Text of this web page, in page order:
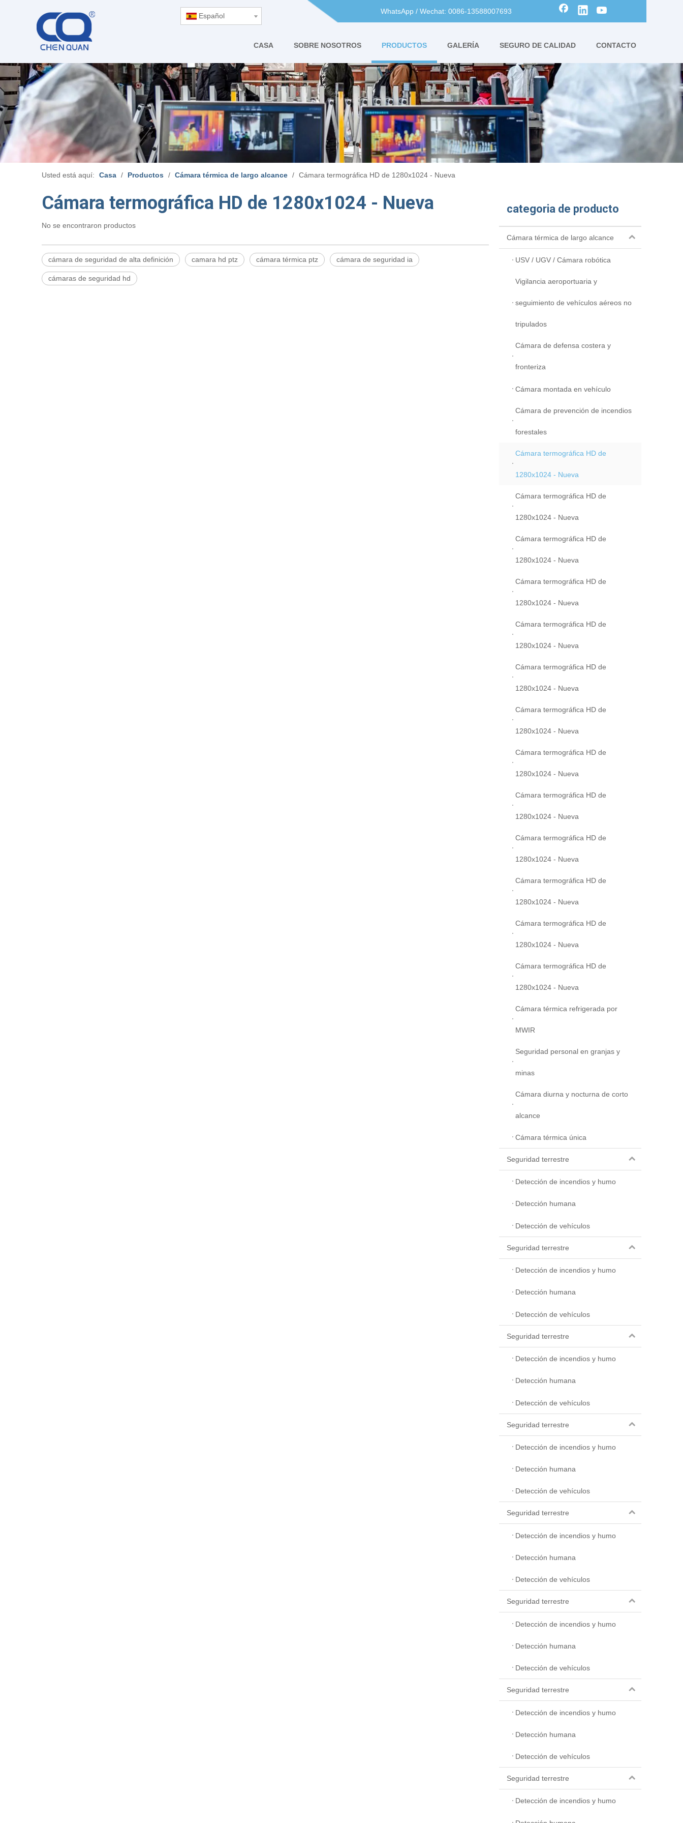
Español
WhatsApp / Wechat: 0086-13588007693
CASA SOBRE NOSOTROS PRODUCTOS GALERÍA SEGURO DE CALIDAD CONTACTO
Usted está aquí: Casa / Productos / Cámara térmica de largo alcance / Cámara termográfica HD de 1280x1024 - Nueva
Cámara termográfica HD de 1280x1024 - Nueva
No se encontraron productos
cámara de seguridad de alta definición camara hd ptz cámara térmica ptz cámara de seguridad ia
cámaras de seguridad hd
categoria de producto
Cámara térmica de largo alcance
USV / UGV / Cámara robótica
Vigilancia aeroportuaria y
seguimiento de vehículos aéreos no
tripulados
Cámara de defensa costera y
fronteriza
Cámara montada en vehículo
Cámara de prevención de incendios
forestales
Cámara termográfica HD de
1280x1024 - Nueva
Cámara termográfica HD de
1280x1024 - Nueva
Cámara termográfica HD de
1280x1024 - Nueva
Cámara termográfica HD de
1280x1024 - Nueva
Cámara termográfica HD de
1280x1024 - Nueva
Cámara termográfica HD de
1280x1024 - Nueva
Cámara termográfica HD de
1280x1024 - Nueva
Cámara termográfica HD de
1280x1024 - Nueva
Cámara termográfica HD de
1280x1024 - Nueva
Cámara termográfica HD de
1280x1024 - Nueva
Cámara termográfica HD de
1280x1024 - Nueva
Cámara termográfica HD de
1280x1024 - Nueva
Cámara termográfica HD de
1280x1024 - Nueva
Cámara térmica refrigerada por
MWIR
Seguridad personal en granjas y
minas
Cámara diurna y nocturna de corto
alcance
Cámara térmica única
Seguridad terrestre
Detección de incendios y humo
Detección humana
Detección de vehículos
Seguridad terrestre
Detección de incendios y humo
Detección humana
Detección de vehículos
Seguridad terrestre
Detección de incendios y humo
Detección humana
Detección de vehículos
Seguridad terrestre
Detección de incendios y humo
Detección humana
Detección de vehículos
Seguridad terrestre
Detección de incendios y humo
Detección humana
Detección de vehículos
Seguridad terrestre
Detección de incendios y humo
Detección humana
Detección de vehículos
Seguridad terrestre
Detección de incendios y humo
Detección humana
Detección de vehículos
Seguridad terrestre
Detección de incendios y humo